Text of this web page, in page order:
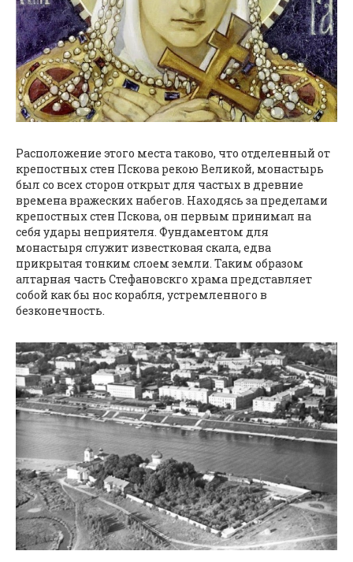
Расположение этого места таково, что отделенный от
крепостных стен Пскова рекою Великой, монастырь
был со всех сторон открыт для частых в древние
времена вражеских набегов. Находясь за пределами
крепостных стен Пскова, он первым принимал на
себя удары неприятеля. Фундаментом для
монастыря служит известковая скала, едва
прикрытая тонким слоем земли. Таким образом
алтарная часть Стефановскго храма представляет
собой как бы нос корабля, устремленного в
безконечность.